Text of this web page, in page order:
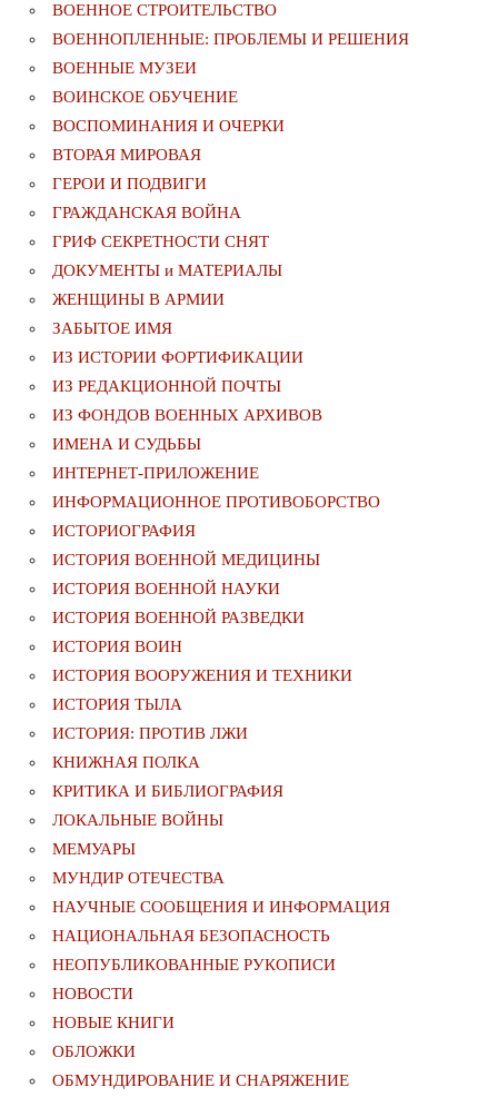
ВОЕННОЕ СТРОИТЕЛЬСТВО
ВОЕННОПЛЕННЫЕ: ПРОБЛЕМЫ И РЕШЕНИЯ
ВОЕННЫЕ МУЗЕИ
ВОИНСКОЕ ОБУЧЕНИЕ
ВОСПОМИНАНИЯ И ОЧЕРКИ
ВТОРАЯ МИРОВАЯ
ГЕРОИ И ПОДВИГИ
ГРАЖДАНСКАЯ ВОЙНА
ГРИФ СЕКРЕТНОСТИ СНЯТ
ДОКУМЕНТЫ и МАТЕРИАЛЫ
ЖЕНЩИНЫ В АРМИИ
ЗАБЫТОЕ ИМЯ
ИЗ ИСТОРИИ ФОРТИФИКАЦИИ
ИЗ РЕДАКЦИОННОЙ ПОЧТЫ
ИЗ ФОНДОВ ВОЕННЫХ АРХИВОВ
ИМЕНА И СУДЬБЫ
ИНТЕРНЕТ-ПРИЛОЖЕНИЕ
ИНФОРМАЦИОННОЕ ПРОТИВОБОРСТВО
ИСТОРИОГРАФИЯ
ИСТОРИЯ ВОЕННОЙ МЕДИЦИНЫ
ИСТОРИЯ ВОЕННОЙ НАУКИ
ИСТОРИЯ ВОЕННОЙ РАЗВЕДКИ
ИСТОРИЯ ВОИН
ИСТОРИЯ ВООРУЖЕНИЯ И ТЕХНИКИ
ИСТОРИЯ ТЫЛА
ИСТОРИЯ: ПРОТИВ ЛЖИ
КНИЖНАЯ ПОЛКА
КРИТИКА И БИБЛИОГРАФИЯ
ЛОКАЛЬНЫЕ ВОЙНЫ
МЕМУАРЫ
МУНДИР ОТЕЧЕСТВА
НАУЧНЫЕ СООБЩЕНИЯ И ИНФОРМАЦИЯ
НАЦИОНАЛЬНАЯ БЕЗОПАСНОСТЬ
НЕОПУБЛИКОВАННЫЕ РУКОПИСИ
НОВОСТИ
НОВЫЕ КНИГИ
ОБЛОЖКИ
ОБМУНДИРОВАНИЕ И СНАРЯЖЕНИЕ